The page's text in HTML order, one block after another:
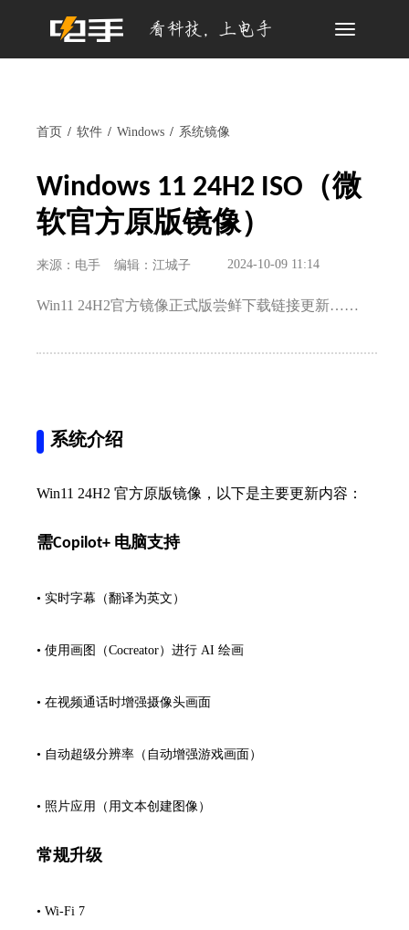
Toggle
首页 软件 Windows 系统镜像
Windows 11 24H2 ISO（微
软官方原版镜像）
来源：电手 编辑：江城子 2024-10-09 11:14
Win11 24H2官方镜像正式版尝鲜下载链接更新……
系统介绍
Win11 24H2 官方原版镜像，以下是主要更新内容：
需Copilot+ 电脑支持
• 实时字幕（翻译为英文）
• 使用画图（Cocreator）进行 AI 绘画
• 在视频通话时增强摄像头画面
• 自动超级分辨率（自动增强游戏画面）
• 照片应用（用文本创建图像）
常规升级
• Wi-Fi 7